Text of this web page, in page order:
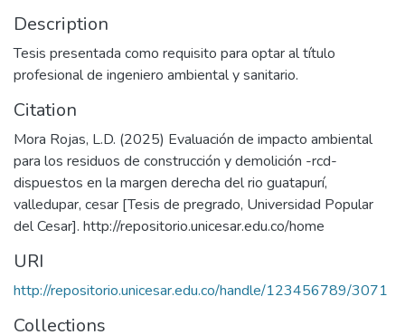
Description
Tesis presentada como requisito para optar al título
profesional de ingeniero ambiental y sanitario.
Citation
Mora Rojas, L.D. (2025) Evaluación de impacto ambiental
para los residuos de construcción y demolición -rcd-
dispuestos en la margen derecha del rio guatapurí,
valledupar, cesar [Tesis de pregrado, Universidad Popular
del Cesar]. http://repositorio.unicesar.edu.co/home
URI
http://repositorio.unicesar.edu.co/handle/123456789/3071
Collections